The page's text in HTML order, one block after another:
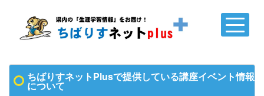
ちばりすネットPlusで提供している講座イベント情報
について